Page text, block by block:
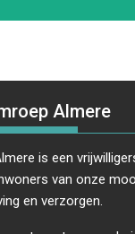
Almere
is een
van onze
en verzorgen.